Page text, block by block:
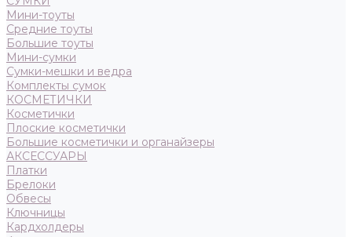
Мини-тоуты
Средние тоуты
Большие тоуты
Мини-сумки
Сумки-мешки и ведра
Комплекты сумок
КОСМЕТИЧКИ
Косметички
Плоские косметички
Большие косметички и органайзеры
АКСЕССУАРЫ
Платки
Брелоки
Обвесы
Ключницы
Кардхолдеры